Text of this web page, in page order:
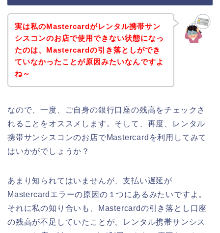
実は私のMastercardがレンタル携帯サン
シスコンのお店で使用できない状態になっ
たのは、Mastercardの引き落としができ
ていなかったことが原因みたいなんですよ
ね～
なので、一度、ご自身の銀行口座の残高をチェックさ
れることをオススメします。そして、再度、レンタル
携帯サンシスコンのお店でMastercardを利用してみて
はいかがでしょうか？
あまり知られてはいませんが、支払い遅延が
Mastercardエラーの原因の１つにあるみたいですよ。
それに私の知り合いも、Mastercardの引き落とし口座
の残高が不足していたことが、レンタル携帯サンシス